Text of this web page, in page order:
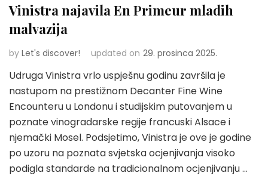
Vinistra najavila En Primeur mladih
malvazija
by Let's discover! updated on 29. prosinca 2025.
Udruga Vinistra vrlo uspješnu godinu završila je
nastupom na prestižnom Decanter Fine Wine
Encounteru u Londonu i studijskim putovanjem u
poznate vinogradarske regije francuski Alsace i
njemački Mosel. Podsjetimo, Vinistra je ove je godine
po uzoru na poznata svjetska ocjenjivanja visoko
podigla standarde na tradicionalnom ocjenjivanju …